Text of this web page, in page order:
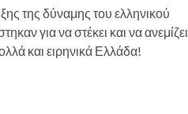
της δύναμης του ελληνικού
για να στέκει και να ανεμίζει
και ειρηνικά Ελλάδα!